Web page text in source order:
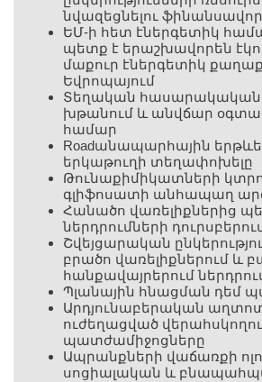
նվազեցնելու
ԵՄ-ի հետ էներգետիկ
պետք է երաշխավորեն
մաքուր էներգետիկ
Եվրոպայում
Տեղական
խթանում և անվճար
համար
Roadանապարհային
երկաթուղի տեղափոխելը
Թունաքիմիկատների
գլիֆոսատի անհապաղ
Հանածո վառելիքներից
ներդրումների
Շվեյցարական
բրածո վառելիքներում և
հանքավայրերում
Պլանային հնացման դեմ
Արդյունաբերական
ուժեղացված
պատժամիջոցները
Ապրանքների վաճառքի
սոցիալական և